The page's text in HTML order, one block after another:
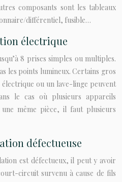
composants sont les tableaux
différentiel, fusible…
électrique
8 prises simples ou multiples.
les points lumineux. Certains gros
ou un lave-linge peuvent
le cas où plusieurs appareils
même pièce, il faut plusieurs
défectueuse
est défectueux, il peut y avoir
circuit survenu à cause de fils